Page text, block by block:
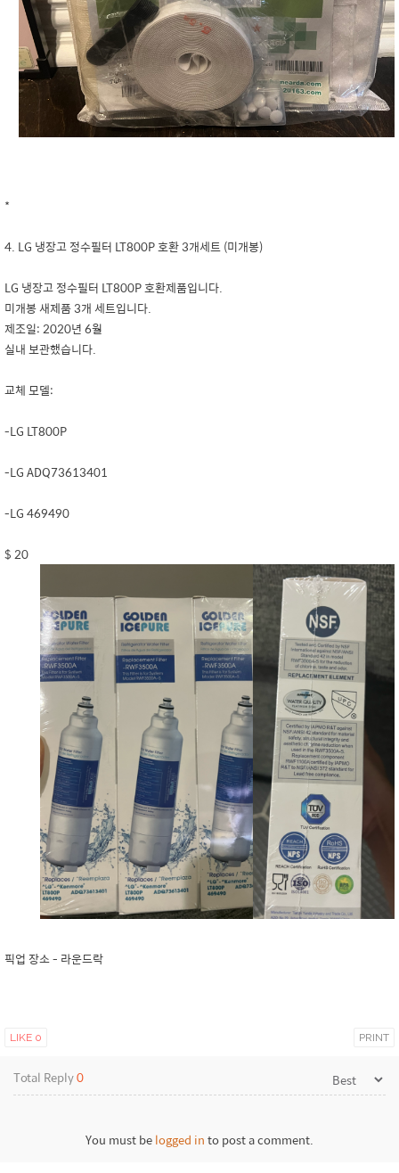
*
4. LG 냉장고 정수필터 LT800P 호환 3개세트 (미개봉)
LG 냉장고 정수필터 LT800P 호환제품입니다.
미개봉 새제품 3개 세트입니다.
제조일: 2020년 6월
실내 보관했습니다.
교체 모델:
-LG LT800P
-LG ADQ73613401
-LG 469490
$ 20
픽업 장소 - 라운드락
LIKE 0 PRINT
Total Reply0
You must belogged into post a comment.